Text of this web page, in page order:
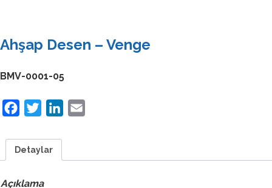
Ahşap Desen – Venge
BMV-0001-05
FacebookTwitterLinkedIn
Detaylar
Açıklama